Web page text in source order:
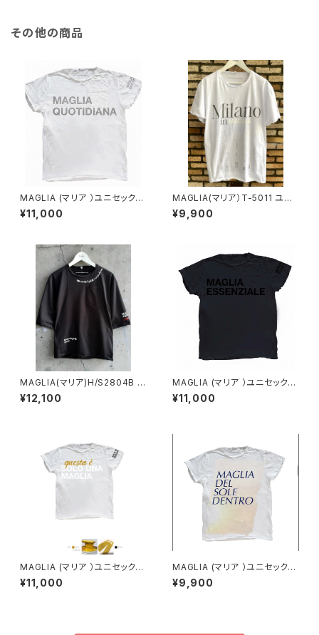
その他の商品
MAGLIA (マリア ）ユニセックス
Ｔシャツ Ｔ-8005 シルバー
プリント（ブランドタグ付き）
¥11,000
MAGLIA(マリア）T-5011 ユニ
セックスWプリントＴシャツ MIL
ANO ミラノグレー
¥9,900
MAGLIA(マリア)H/S2804B ユ
¥12,100
MAGLIA (マリア ）ユニセックス
Ｔシャツ Ｔ-8004B ブラック
プリント（ブランドタグ付き）
¥11,000
MAGLIA (マリア ）ユニセックス
Ｔシャツ Ｔ-8006 ホワイ
ト X ゴールド（ブランドタグ
¥11,000
MAGLIA (マリア ）ユニセックス
Ｔシャツ Ｔ-7001
¥9,900